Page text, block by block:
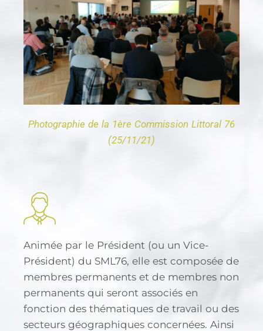
Photographie de la 1ère Commission Littoral 76
(25/11/21)
Animée par le Président (ou un Vice-
Président) du SML76, elle est composée de
membres permanents et de membres non
permanents qui seront associés en
fonction des thématiques de travail ou des
secteurs géographiques concernées. Ainsi